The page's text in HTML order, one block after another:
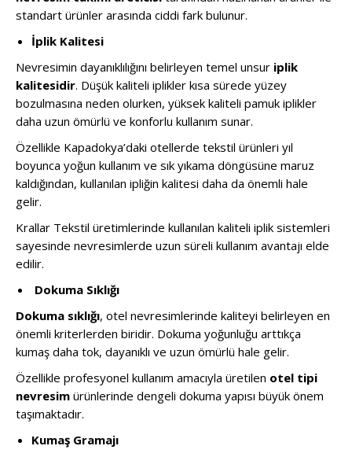
standart ürünler arasında ciddi fark bulunur.
İplik Kalitesi
Nevresimin dayanıklılığını belirleyen temel unsur iplik
kalitesidir. Düşük kaliteli iplikler kısa sürede yüzey
bozulmasına neden olurken, yüksek kaliteli pamuk iplikler
daha uzun ömürlü ve konforlu kullanım sunar.
Özellikle Kapadokya’daki otellerde tekstil ürünleri yıl
boyunca yoğun kullanım ve sık yıkama döngüsüne maruz
kaldığından, kullanılan ipliğin kalitesi daha da önemli hale
gelir.
Krallar Tekstil üretimlerinde kullanılan kaliteli iplik sistemleri
sayesinde nevresimlerde uzun süreli kullanım avantajı elde
edilir.
Dokuma Sıklığı
Dokuma sıklığı, otel nevresimlerinde kaliteyi belirleyen en
önemli kriterlerden biridir. Dokuma yoğunluğu arttıkça
kumaş daha tok, dayanıklı ve uzun ömürlü hale gelir.
Özellikle profesyonel kullanım amacıyla üretilen otel tipi
nevresim ürünlerinde dengeli dokuma yapısı büyük önem
taşımaktadır.
Kumaş Gramajı